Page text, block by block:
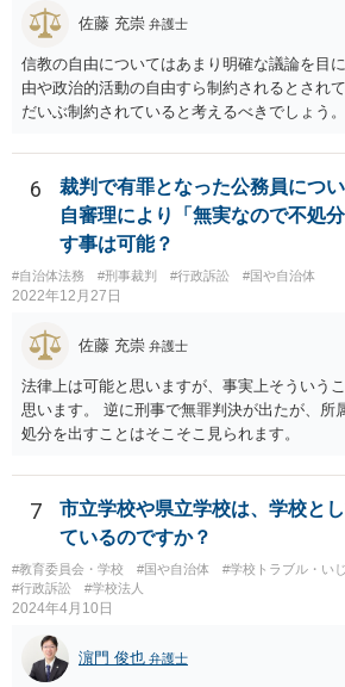
佐藤 充崇 弁護士
信教の自由についてはあまり明確な議論を目
由や政治的活動の自由すら制約されるとされ
だいぶ制約されていると考えるべきでしょう
由に宮中の祭祀・儀礼に関する儀式を拒否し
を批判する意見を公にすることが無制限に許
6
裁判で有罪となった公務員につ
自審理により「無実なので不処
す事は可能？
#自治体法務 #刑事裁判 #行政訴訟 #国や自治体
2022年12月27日
佐藤 充崇 弁護士
法律上は可能と思いますが、事実上そういう
思います。 逆に刑事で無罪判決が出たが、所
処分を出すことはそこそこ見られます。
7
市立学校や県立学校は、学校と
ているのですか？
#教育委員会・学校 #国や自治体 #学校トラブル・い
#行政訴訟
#学校法人
2024年4月10日
濵門 俊也 弁護士